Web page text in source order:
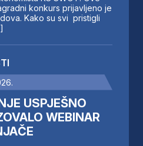
konkurs prijavljeno je
Kako su svi pristigli
USPJEŠNO
WEBINAR